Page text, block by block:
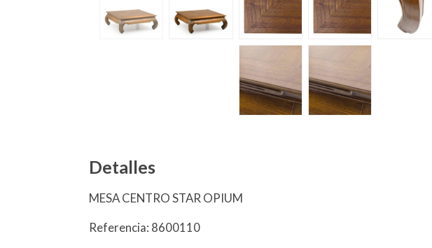
Detalles
MESA CENTRO STAR OPIUM
Referencia: 8600110